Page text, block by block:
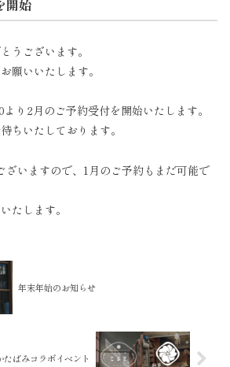
開始
うございます。
願いいたします。
り2月のご予約受付を開始いたします。
ちいたしております。
ざいますので、1月のご予約もまだ可能で
たします。
年末年始のお知らせ
ばみコラボイベント